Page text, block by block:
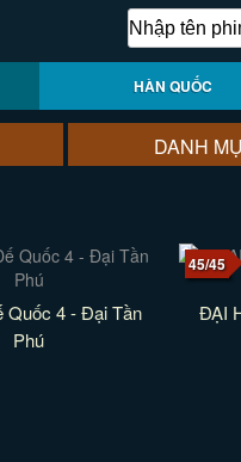
HÀN QUỐC
DANH
Quốc 4 - Đại Tần
Phú
45/45
ĐẠI